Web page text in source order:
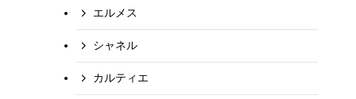
エルメス
シャネル
カルティエ